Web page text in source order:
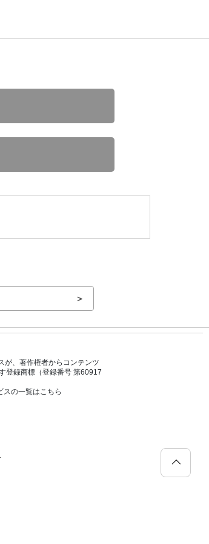
＞
が、著作権者からコンテンツ
登録商標（登録番号 第60917
スの一覧はこちら